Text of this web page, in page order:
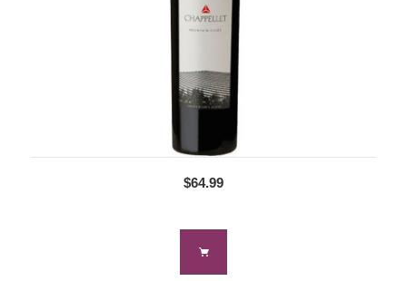
$64.99